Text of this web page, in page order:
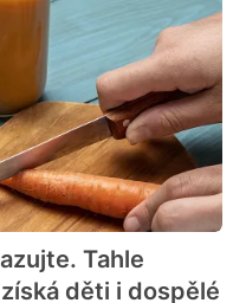
Tahle
děti i dospělé